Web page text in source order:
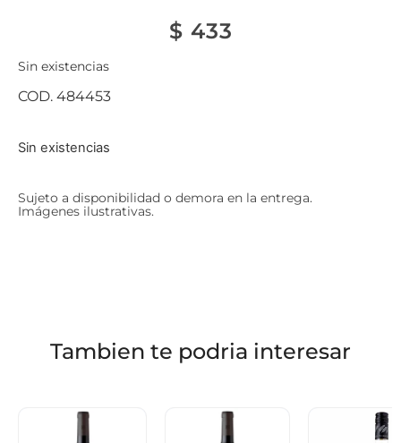
$ 433
Sin existencias
COD. 484453
Sin existencias
Sujeto a disponibilidad o demora en la entrega.
Imágenes ilustrativas.
Tambien te podria interesar